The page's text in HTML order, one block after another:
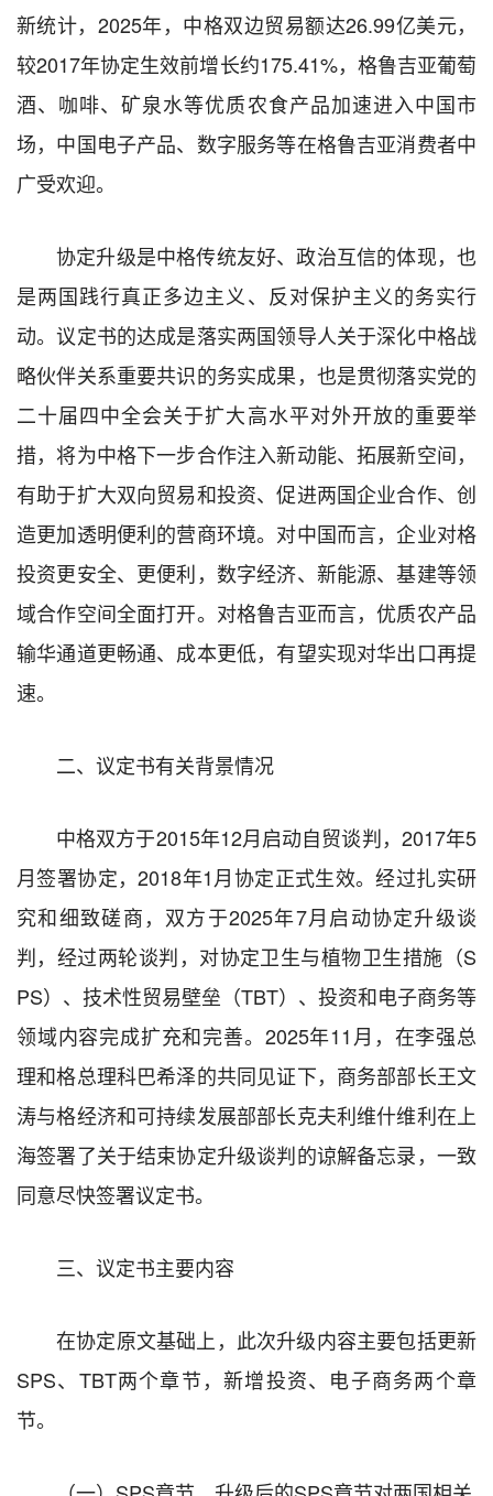
新统计，2025年，中格双边贸易额达26.99亿美元，
较2017年协定生效前增长约175.41%，格鲁吉亚葡萄
酒、咖啡、矿泉水等优质农食产品加速进入中国市
场，中国电子产品、数字服务等在格鲁吉亚消费者中
广受欢迎。
协定升级是中格传统友好、政治互信的体现，也
是两国践行真正多边主义、反对保护主义的务实行
动。议定书的达成是落实两国领导人关于深化中格战
略伙伴关系重要共识的务实成果，也是贯彻落实党的
二十届四中全会关于扩大高水平对外开放的重要举
措，将为中格下一步合作注入新动能、拓展新空间，
有助于扩大双向贸易和投资、促进两国企业合作、创
造更加透明便利的营商环境。对中国而言，企业对格
投资更安全、更便利，数字经济、新能源、基建等领
域合作空间全面打开。对格鲁吉亚而言，优质农产品
输华通道更畅通、成本更低，有望实现对华出口再提
速。
二、议定书有关背景情况
中格双方于2015年12月启动自贸谈判，2017年5
月签署协定，2018年1月协定正式生效。经过扎实研
究和细致磋商，双方于2025年7月启动协定升级谈
判，经过两轮谈判，对协定卫生与植物卫生措施（S
PS）、技术性贸易壁垒（TBT）、投资和电子商务等
领域内容完成扩充和完善。2025年11月，在李强总
理和格总理科巴希泽的共同见证下，商务部部长王文
涛与格经济和可持续发展部部长克夫利维什维利在上
海签署了关于结束协定升级谈判的谅解备忘录，一致
同意尽快签署议定书。
三、议定书主要内容
在协定原文基础上，此次升级内容主要包括更新
SPS、TBT两个章节，新增投资、电子商务两个章
节。